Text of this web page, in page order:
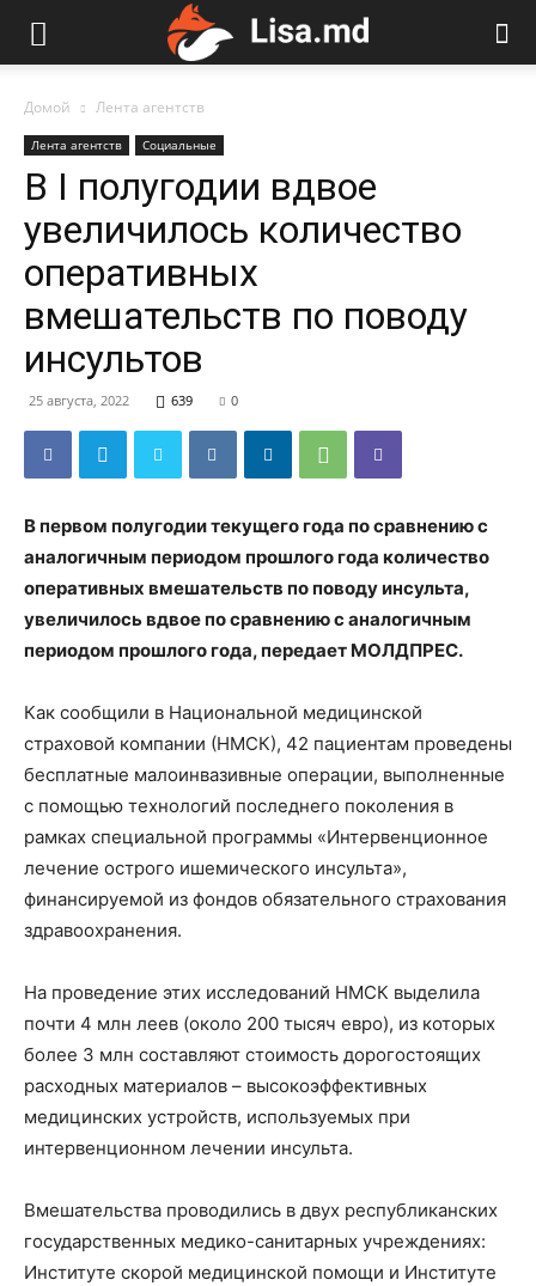
Домой Лента агентств
Лента агентств Социальные
В I полугодии вдвое
увеличилось количество
оперативных
вмешательств по поводу
инсультов
25 августа, 2022 639 0
В первом полугодии текущего года по сравнению с
аналогичным периодом прошлого года количество
оперативных вмешательств по поводу инсульта,
увеличилось вдвое по сравнению с аналогичным
периодом прошлого года, передает МОЛДПРЕС.
Как сообщили в Национальной медицинской
страховой компании (НМСК), 42 пациентам проведены
бесплатные малоинвазивные операции, выполненные
с помощью технологий последнего поколения в
рамках специальной программы «Интервенционное
лечение острого ишемического инсульта»,
финансируемой из фондов обязательного страхования
здравоохранения.
На проведение этих исследований НМСК выделила
почти 4 млн леев (около 200 тысяч евро), из которых
более 3 млн составляют стоимость дорогостоящих
расходных материалов – высокоэффективных
медицинских устройств, используемых при
интервенционном лечении инсульта.
Вмешательства проводились в двух республиканских
государственных медико-санитарных учреждениях:
Институте скорой медицинской помощи и Институте